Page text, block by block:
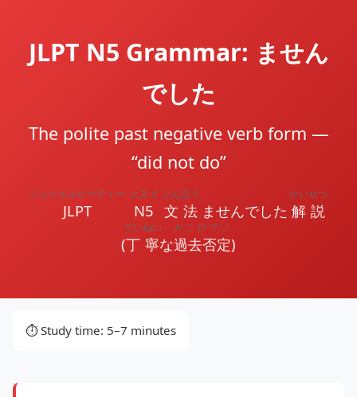
JLPT N5 Grammar: ません
でした
The polite past negative verb form —
“did not do”
JLPT
ジェイエルピーティー
N5
エヌゴ
文法
ぶんぽう
ませんでした 解説
かいせつ
(丁寧
ていねい
な過去否定
かこひてい
)
⏱️ Study time: 5–7 minutes